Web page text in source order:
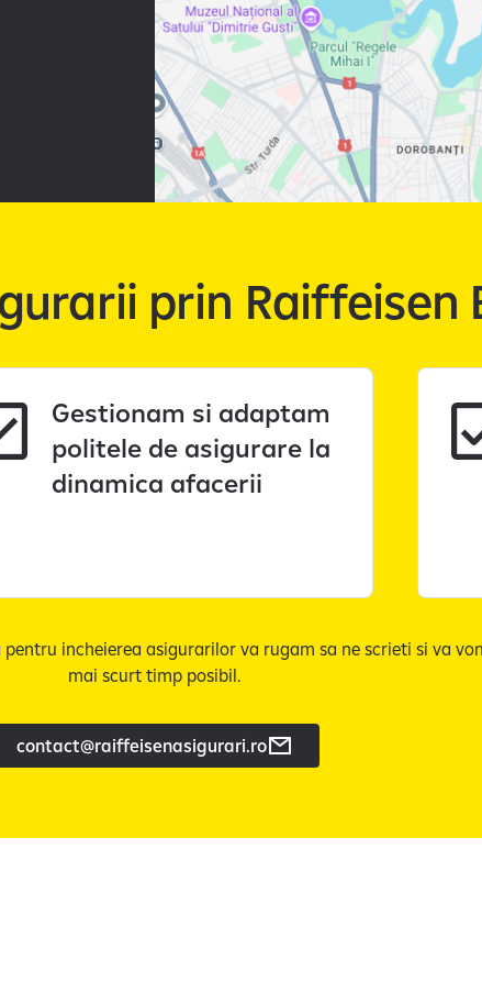
prin Raiffeisen
Gestionam si adaptam
politele de asigurare la
dinamica afacerii
incheierea asigurarilor va rugam sa ne scrieti si va
mai scurt timp posibil.
contact@raiffeisenasigurari.ro